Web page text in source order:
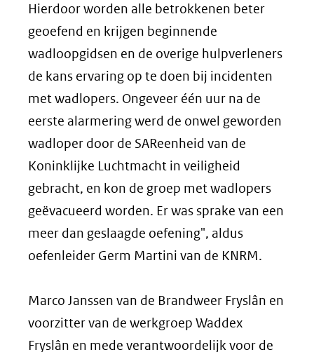
Hierdoor worden alle betrokkenen beter
geoefend en krijgen beginnende
wadloopgidsen en de overige hulpverleners
de kans ervaring op te doen bij incidenten
met wadlopers. Ongeveer één uur na de
eerste alarmering werd de onwel geworden
wadloper door de SAReenheid van de
Koninklijke Luchtmacht in veiligheid
gebracht, en kon de groep met wadlopers
geëvacueerd worden. Er was sprake van een
meer dan geslaagde oefening", aldus
oefenleider Germ Martini van de KNRM.
Marco Janssen van de Brandweer Fryslân en
voorzitter van de werkgroep Waddex
Fryslân en mede verantwoordelijk voor de